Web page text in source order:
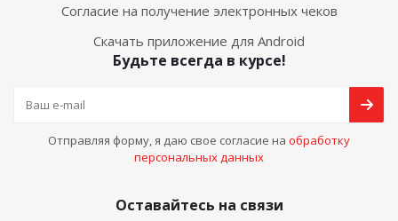
Согласие на получение электронных чеков
Скачать приложение для Android
Будьте всегда в курсе!
Отправляя форму, я даю свое согласие на обработку
персональных данных
Оставайтесь на связи